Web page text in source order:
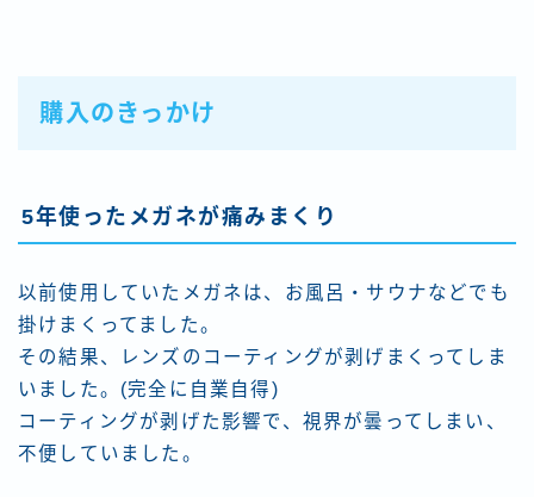
購入のきっかけ
5年使ったメガネが痛みまくり
以前使用していたメガネは、お風呂・サウナなどでも
掛けまくってました。
その結果、レンズのコーティングが剥げまくってしま
いました。(完全に自業自得)
コーティングが剥げた影響で、視界が曇ってしまい、
不便していました。